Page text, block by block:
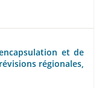
et de
régionales,